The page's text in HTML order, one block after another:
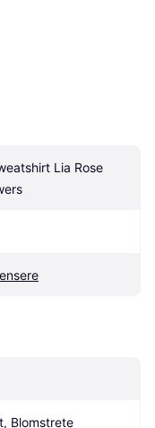
Lia Rose
Blomstrete